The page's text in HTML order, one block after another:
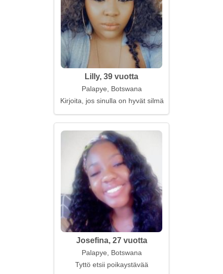
Lilly, 39 vuotta
Palapye, Botswana
Kirjoita, jos sinulla on hyvät silmät
Josefina, 27 vuotta
Palapye, Botswana
Tyttö etsii poikaystävää